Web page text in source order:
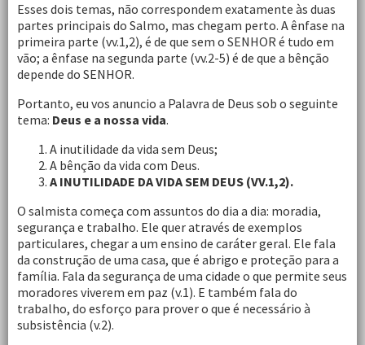
Esses dois temas, não correspondem exatamente às duas
partes principais do Salmo, mas chegam perto. A ênfase na
primeira parte (vv.1,2), é de que sem o SENHOR é tudo em
vão; a ênfase na segunda parte (vv.2-5) é de que a bênção
depende do SENHOR.
Portanto, eu vos anuncio a Palavra de Deus sob o seguinte
tema: Deus e a nossa vida.
A inutilidade da vida sem Deus;
A bênção da vida com Deus.
A INUTILIDADE DA VIDA SEM DEUS (VV.1,2).
O salmista começa com assuntos do dia a dia: moradia,
segurança e trabalho. Ele quer através de exemplos
particulares, chegar a um ensino de caráter geral. Ele fala
da construção de uma casa, que é abrigo e proteção para a
família. Fala da segurança de uma cidade o que permite seus
moradores viverem em paz (v.1). E também fala do
trabalho, do esforço para prover o que é necessário à
subsistência (v.2).